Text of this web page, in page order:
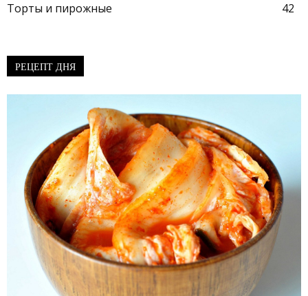
Торты и пирожные
42
РЕЦЕПТ ДНЯ